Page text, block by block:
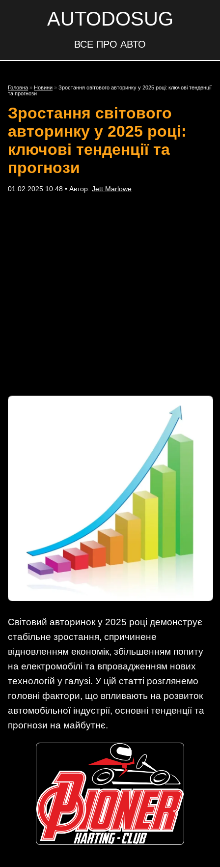
AUTODOSUG
ВСЕ ПРО АВТО
Головна » Новини » Зростання світового авторинку у 2025 році: ключові тенденції
та прогнози
Зростання світового
авторинку у 2025 році:
ключові тенденції та
прогнози
01.02.2025 10:48 • Автор: Jett Marlowe
Світовий авторинок у 2025 році демонструє
стабільне зростання, спричинене
відновленням економік, збільшенням попиту
на електромобілі та впровадженням нових
технологій у галузі. У цій статті розглянемо
головні фактори, що впливають на розвиток
автомобільної індустрії, основні тенденції та
прогнози на майбутнє.